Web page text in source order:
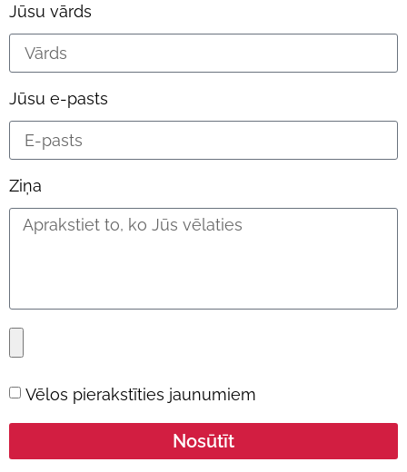
Jūsu vārds
Jūsu e-pasts
Ziņa
Vēlos pierakstīties jaunumiem
Nosūtīt